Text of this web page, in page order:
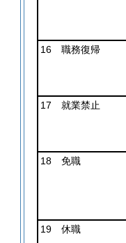
16 職務復帰
17 就業禁止
18 免職
19 休職